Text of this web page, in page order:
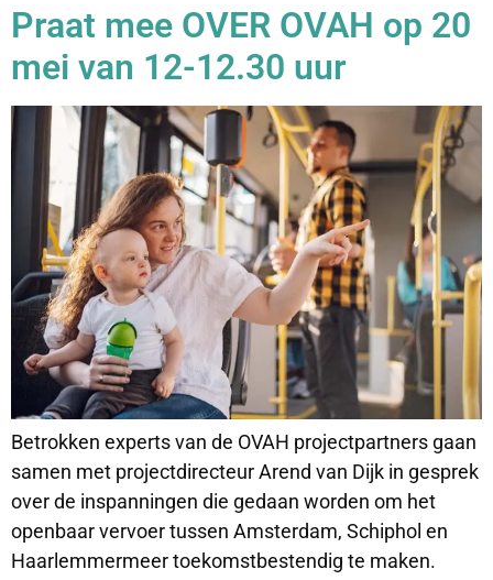
Praat mee OVER OVAH op 20
mei van 12-12.30 uur
Betrokken experts van de OVAH projectpartners gaan
samen met projectdirecteur Arend van Dijk in gesprek
over de inspanningen die gedaan worden om het
openbaar vervoer tussen Amsterdam, Schiphol en
Haarlemmermeer toekomstbestendig te maken.